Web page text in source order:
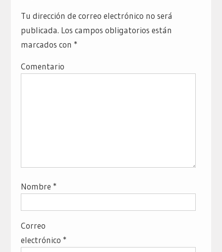
Tu dirección de correo electrónico no será
publicada. Los campos obligatorios están
marcados con *
Comentario
Nombre *
Correo
electrónico *